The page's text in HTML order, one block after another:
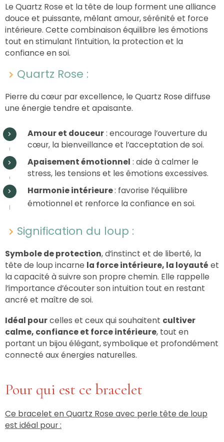
Le Quartz Rose et la tête de loup forment une alliance
douce et puissante, mêlant amour, sérénité et force
intérieure. Cette combinaison équilibre les émotions
tout en stimulant l’intuition, la protection et la
confiance en soi.
Quartz Rose :
Pierre du cœur par excellence, le Quartz Rose diffuse
une énergie tendre et apaisante.
Amour et douceur: encourage l’ouverture du
cœur, la bienveillance et l’acceptation de soi.
Apaisement émotionnel : aide à calmer le
stress, les tensions et les émotions excessives.
Harmonie intérieure: favorise l’équilibre
émotionnel et renforce la confiance en soi.
Signification du loup :
Symbole de protection, d’instinct et de liberté, la
tête de loup incarne la force intérieure, la loyauté et
la capacité à suivre son propre chemin. Elle rappelle
l’importance d’écouter son intuition tout en restant
ancré et maître de soi.
Idéal pourcelles et ceux qui souhaitent cultiver
calme, confiance et force intérieure, tout en
portant un bijou élégant, symbolique et profondément
connecté aux énergies naturelles.
Pour qui est ce bracelet
Ce bracelet en Quartz Rose avec perle tête de loup
est idéal pour :